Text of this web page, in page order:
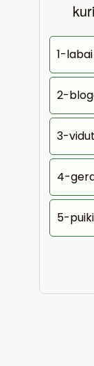
1-
2-
3-
4-
5-